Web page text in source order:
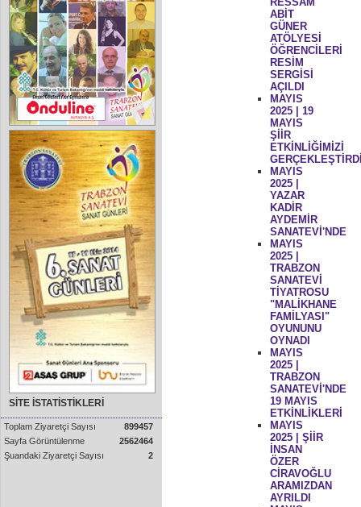
SİTE İSTATİSTİKLERİ
Toplam Ziyaretçi Sayısı
899457
Sayfa Görüntülenme
2562464
Şuandaki Ziyaretçi Sayısı
2
ABİT
GÜNER
ATÖLYESİ
ÖĞRENCİLERİ
RESİM
SERGİSİ
AÇILDI
MAYIS
2025 | 19
MAYIS
ŞİİR
ETKİNLİĞİMİZİ
MAYIS
2025 |
YAZAR
KADİR
AYDEMİR
SANATEVİ'NDE
MAYIS
2025 |
TRABZON
SANATEVİ
TİYATROSU
"MALİKHANE
FAMİLYASI"
OYUNUNU
OYNADI
MAYIS
2025 |
TRABZON
SANATEVİ'NDE
19 MAYIS
ETKİNLİKLERİ
MAYIS
2025 | ŞİİR
İNSAN
ÖZER
CİRAVOĞLU
ARAMIZDAN
AYRILDI